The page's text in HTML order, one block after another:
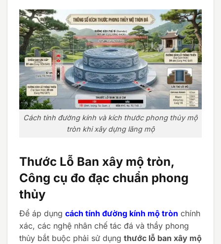
Cách tính đường kính và kích thước phong thủy mộ
tròn khi xây dựng lăng mộ
Thước Lỗ Ban xây mộ tròn,
Công cụ đo đạc chuẩn phong
thủy
Để áp dụng cách tính đường kính mộ tròn chính
xác, các nghệ nhân chế tác đá và thầy phong
thủy bắt buộc phải sử dụng thước lỗ ban xây mộ